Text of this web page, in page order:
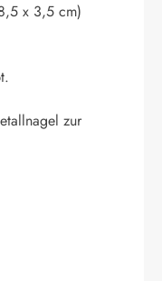
x 3,5 cm)
zur